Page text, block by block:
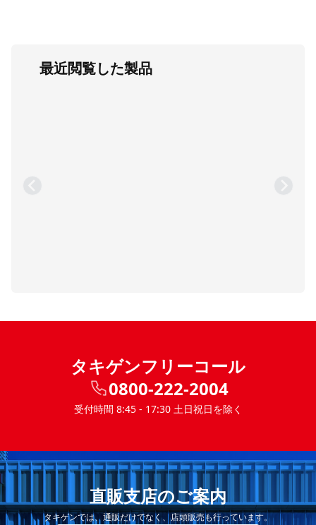
最近閲覧した製品
タキゲンフリーコール
0800-222-2004
受付時間 8:45 - 17:30 土日祝日を除く
直販支店のご案内
タキゲンでは、通販だけでなく、店頭販売も行っています。